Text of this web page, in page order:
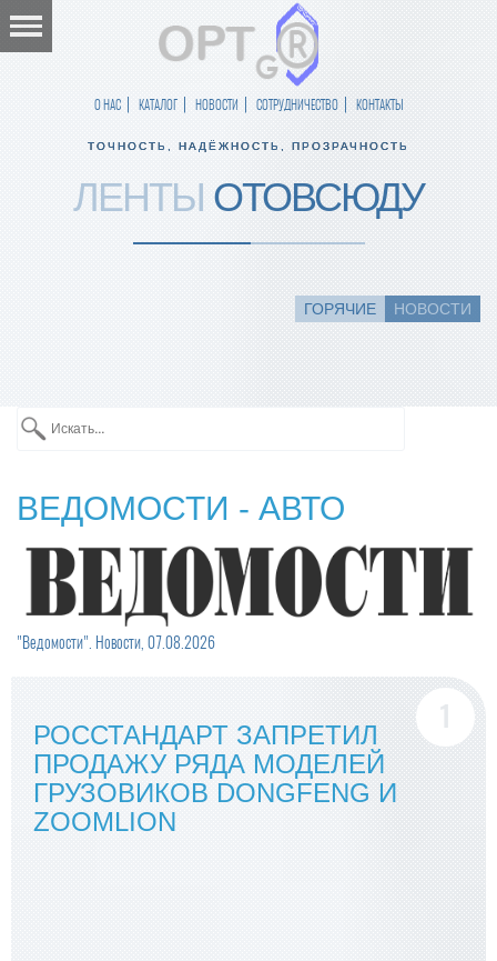
О НАС КАТАЛОГ НОВОСТИ СОТРУДНИЧЕСТВО КОНТАКТЫ
ТОЧНОСТЬ, НАДЁЖНОСТЬ, ПРОЗРАЧНОСТЬ
ЛЕНТЫ ОТОВСЮДУ
ГОРЯЧИЕ НОВОСТИ
ВЕДОМОСТИ - АВТО
"Ведомости". Новости, 07.08.2026
РОССТАНДАРТ ЗАПРЕТИЛ
ПРОДАЖУ РЯДА МОДЕЛЕЙ
ГРУЗОВИКОВ DONGFENG И
ZOOMLION